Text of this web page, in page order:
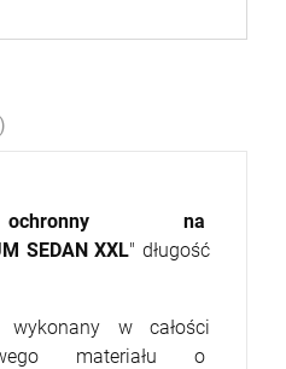
na
SEDAN XXL" długość
w całości
materiału o